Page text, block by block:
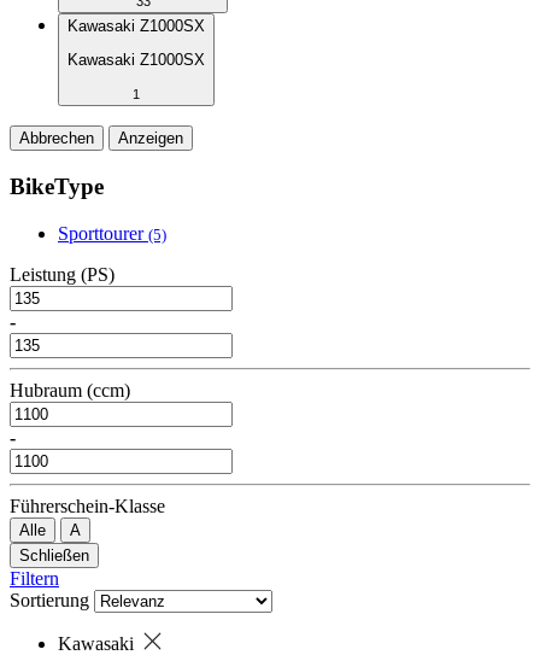
Kawasaki Z1000SX
Kawasaki Z1000SX
1
Abbrechen Anzeigen
BikeType
Sporttourer (5)
Leistung (PS)
-
Hubraum (ccm)
-
Führerschein-Klasse
Alle
A
Schließen
Filtern
Sortierung
Kawasaki